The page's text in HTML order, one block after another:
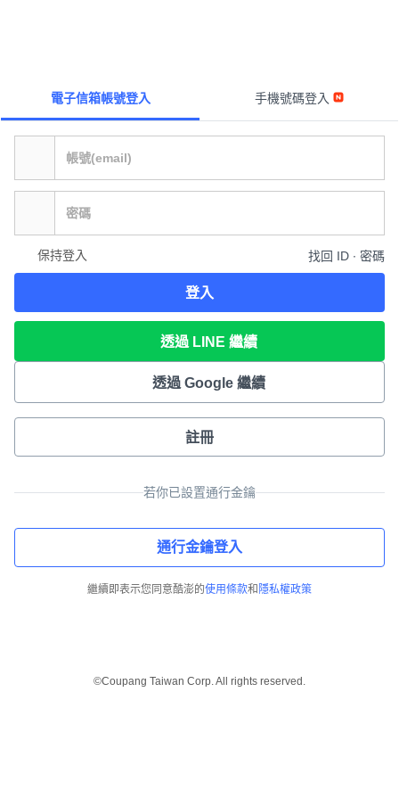
電子信箱帳號登入 手機號碼登入
保持登入 找回 ID ∙ 密碼
登入
透過 LINE 繼續
透過 Google 繼續
註冊
若你已設置通行金鑰
通行金鑰登入
繼續即表示您同意酷澎的使用條款和 隱私權政策
©Coupang Taiwan Corp. All rights reserved.